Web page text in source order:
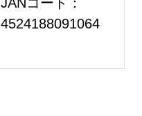
4524188091064